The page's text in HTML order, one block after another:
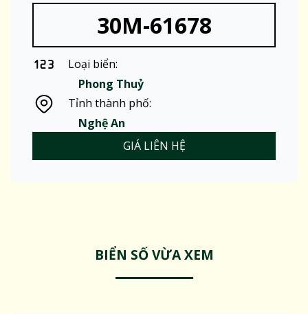
30M-61678
Loại biển:
Phong Thuỷ
Tỉnh thành phố:
Nghệ An
GIÁ LIÊN HỆ
BIỂN SỐ VỪA XEM